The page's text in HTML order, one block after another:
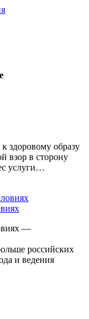
здоровому образу
взор в сторону
услуги…
—
российских
и ведения